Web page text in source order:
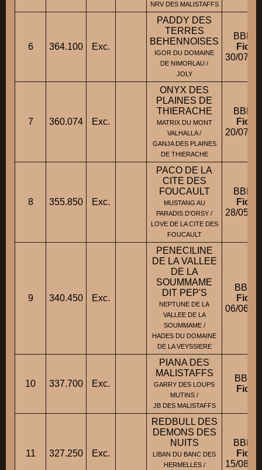
NRV DES MALISTAFFS
6 364.100 Exc.
PADDY DES
TERRES
BEHENNOISES
IGOR DU DOMAINE
DE NIMORLAU /
JOLY
BBM
Fiche
30/07/
7 360.074 Exc.
ONYX DES
PLAINES DE
THIERACHE
MATRIX DU MONT
VALHALLA /
GANJA DES PLAINES
DE THIERACHE
BBM
Fiche
20/07/
8 355.850 Exc.
PACO DE LA
CITE DES
FOUCAULT
MUSTANG AU
PARADIS D'ORSY /
LOVE DE LA CITE DES
FOUCAULT
BBM
Fiche
28/05/
9 340.450 Exc.
PENECILINE
DE LA VALLEE
DE LA
SOUMMAME
DIT PEP'S
NEPTUNE DE LA
VALLEE DE LA
SOUMMAME /
HADES DU DOMAINE
DE LA VEYSSIERE
BBM
Fiche
06/06/
10 337.700 Exc.
PIANA DES
MALISTAFFS
GARRY DES LOUPS
MUTINS /
JB DES MALISTAFFS
BBM
Fiche
11 327.250 Exc.
REDBULL DES
DEMONS DES
NUITS
LIBAN DU BANC DES
HERMELLES /
BBM
Fiche
15/08/